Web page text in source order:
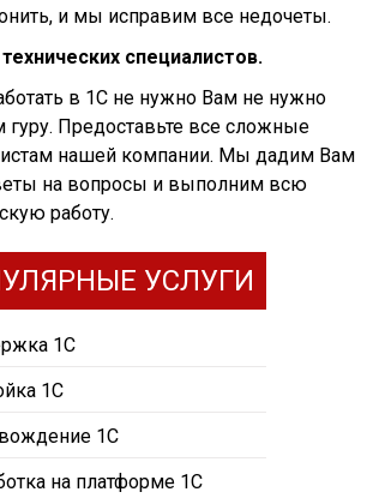
и мы исправим все недочеты.
специалистов.
в 1С не нужно Вам не нужно
гуру. Предоставьте все сложные
нашей компании. Мы дадим Вам
на вопросы и выполним всю
работу.
УСЛУГИ
1С
1С
1С
на платформе 1С